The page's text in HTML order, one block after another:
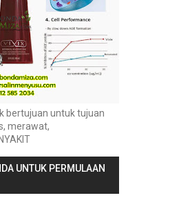
bertujuan untuk tujuan
merawat,
UNTUK PERMULAAN